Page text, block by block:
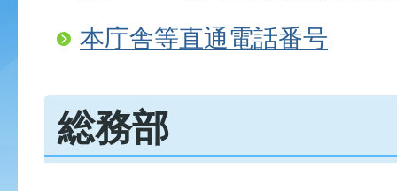
本庁舎等直通電話番号
総務部